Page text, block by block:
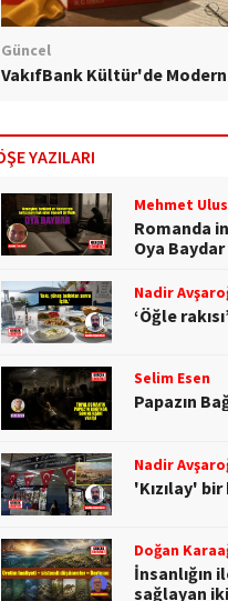
Güncel
VakıfBank Kültür'de
YAZILARI
Mehmet
Romanda
Oya Baydar
Nadir
‘Öğle rakısı’
Selim Esen
Papazın
Nadir
'Kızılay' bir
Doğan
İnsanlığın
sağlayan